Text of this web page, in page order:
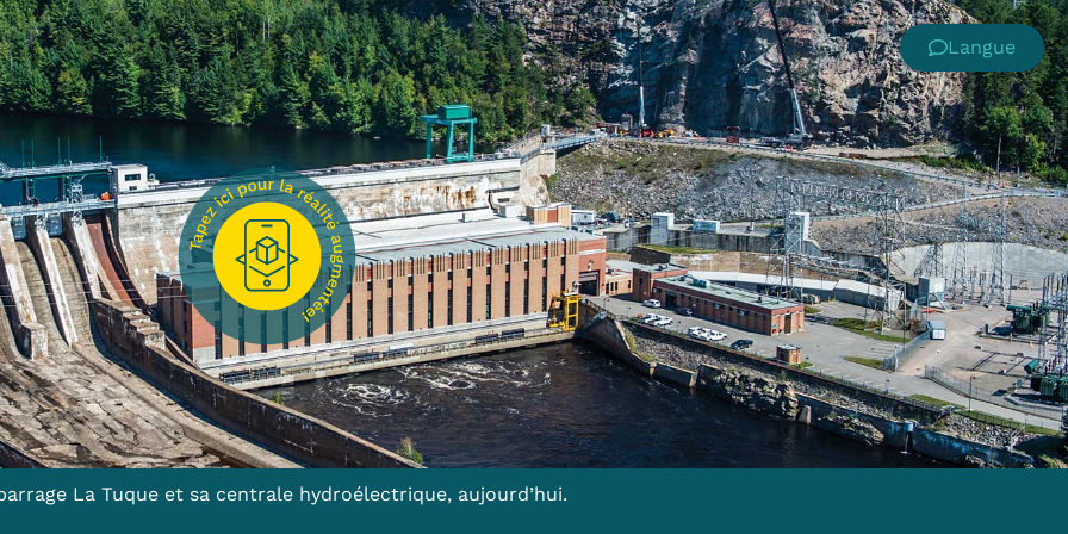
Langue
La Tuque et sa centrale hydroélectrique, aujourd’hui.